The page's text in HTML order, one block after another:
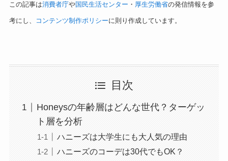
この記事は消費者庁や国民生活センター ・ 厚生労働省の発信情報を参
考にし、 コンテンツ制作ポリシーに則り作成しています。
目次
Honeysの年齢層はどんな世代？ターゲッ
ト層を分析
ハニーズは大学生にも大人気の理由
ハニーズのコーデは30代でもOK？